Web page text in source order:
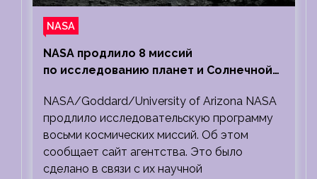
NASA
NASA продлило 8 миссий
по исследованию планет и Солнечной
NASA/Goddard/University of Arizona NASA
продлило исследовательскую программу
восьми космических миссий. Об этом
сообщает сайт агентства. Это было
сделано в связи с их научной